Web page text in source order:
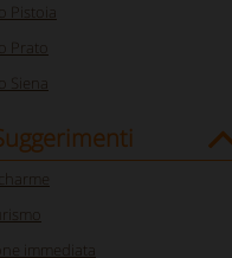
Pistoia
Prato
Siena
immediata